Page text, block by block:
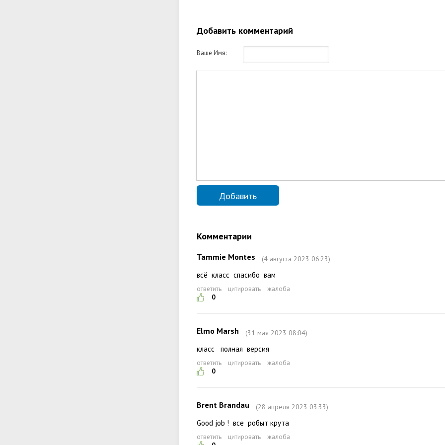
Добавить комментарий
Ваше Имя:
Комментарии
Tammie Montes (4 августа 2023 06:23)
всё класс спасибо вам
ответить цитировать
жалоба
0
Elmo Marsh (31 мая 2023 08:04)
класс полная версия
ответить цитировать
жалоба
0
Brent Brandau (28 апреля 2023 03:33)
Good job ! все робыт крута
ответить цитировать
жалоба